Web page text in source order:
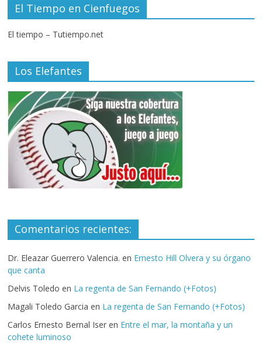
El Tiempo en Cienfuegos
El tiempo – Tutiempo.net
Los Elefantes
Comentarios recientes:
Dr. Eleazar Guerrero Valencia. en Ernesto Hill Olvera y su órgano
que canta
Delvis Toledo en La regenta de San Fernando (+Fotos)
Magali Toledo Garcia en La regenta de San Fernando (+Fotos)
Carlos Ernesto Bernal Iser en Entre el mar, la montaña y un
cohete luminoso